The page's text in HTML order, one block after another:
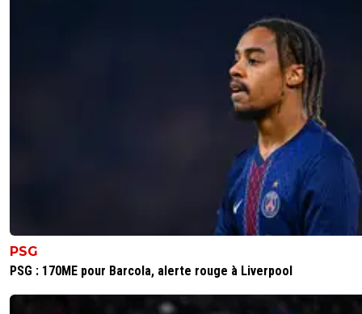
d'aller inventer des stats et une réputation de fou
mec surcoté qui s'est fait dégager du Farça plus vite
Braithwaithe (c'est dire)...C'est pas la peine de vendre
kalimuendo et laisser des Gharbi sur le banc pour aller
des pseudo crack de L1 qui n'intéressent aucun top club
des années.Un positionnement ça se travaille à un
donné et y a tellement de joueurs plus intéressants
PSG dans les joueurs offensifs que là Malcom c'est juste
honte.Déjà que Campos est allé nous repêcher cette
de Sanches blessé ou perturbé les 3/4 du temps .....
28 janvier 2023 à 15:15 +
faut que le mental suive, ce n'était pas fou au Barca il y a
PSG
PSG : 170ME pour Barcola, alerte rouge à Liverpool